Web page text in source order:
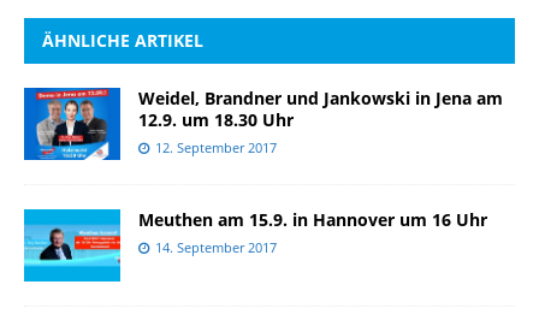
ÄHNLICHE ARTIKEL
Weidel, Brandner und Jankowski in Jena am
12.9. um 18.30 Uhr
12. September 2017
Meuthen am 15.9. in Hannover um 16 Uhr
14. September 2017